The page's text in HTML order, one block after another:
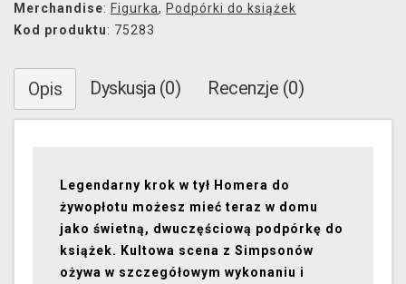
Merchandise: Figurka, Podpórki do książek
Kod produktu: 75283
Opis Dyskusja (0) Recenzje (0)
Legendarny krok w tył Homera do
żywopłotu możesz mieć teraz w domu
jako świetną, dwuczęściową podpórkę do
książek. Kultowa scena z Simpsonów
ożywa w szczegółowym wykonaniu i